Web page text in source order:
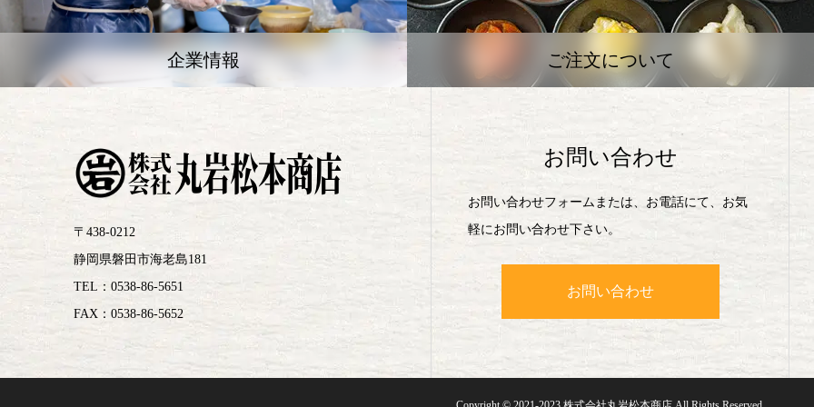
企業情報 ご注文について
〒438-0212
静岡県磐田市海老島181
TEL：0538-86-5651
FAX：0538-86-5652
お問い合わせ
お問い合わせフォームまたは、お電話にて、お気
軽にお問い合わせ下さい。
お問い合わせ